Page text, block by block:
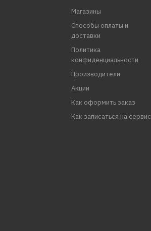
Магазины
Способы оплаты и
доставки
Политика
конфиденциальности
Производители
Акции
Как оформить заказ
Как записаться на сервис